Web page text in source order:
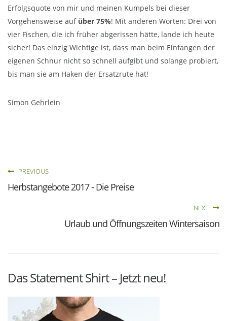
Erfolgsquote von mir und meinen Kumpels bei dieser
Vorgehensweise auf über 75%! Mit anderen Worten: Drei von
vier Fischen, die ich früher abgerissen hätte, lande ich heute
sicher! Das einzig Wichtige ist, dass man beim Einfangen der
eigenen Schnur nicht so schnell aufgibt und solange probiert,
bis man sie am Haken der Ersatzrute hat!
Simon Gehrlein
PREVIOUS
Herbstangebote 2017 - Die Preise
NEXT
Urlaub und Öffnungszeiten Wintersaison
Das Statement Shirt – Jetzt neu!